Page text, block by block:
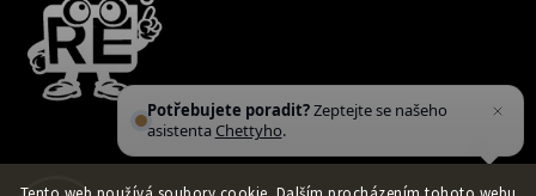
Potřebujete poradit?Zeptejte se našeho
asistentaChettyho.